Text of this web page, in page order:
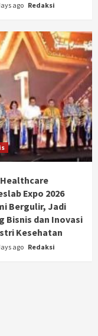
ago Redaksi
Expo 2026
Bergulir, Jadi
Bisnis dan Inovasi
Kesehatan
ago Redaksi